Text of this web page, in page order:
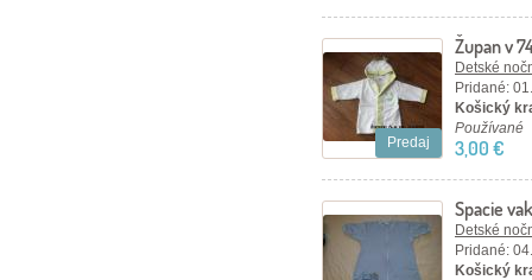
Predaj
Župan v
Detské
Pridané:
Košický
Používané
3,00 €
Spacie
Detské
Pridané:
Košický